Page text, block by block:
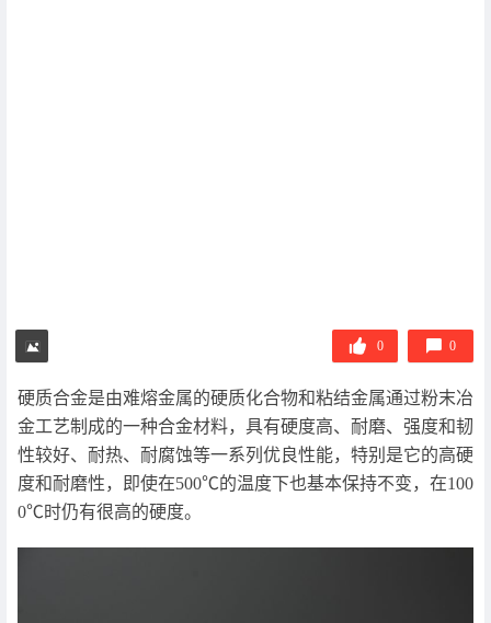
0 0
硬质合金是由难熔金属的硬质化合物和粘结金属通过粉末冶
金工艺制成的一种合金材料，具有硬度高、耐磨、强度和韧
性较好、耐热、耐腐蚀等一系列优良性能，特别是它的高硬
度和耐磨性，即使在500℃的温度下也基本保持不变，在100
0℃时仍有很高的硬度。